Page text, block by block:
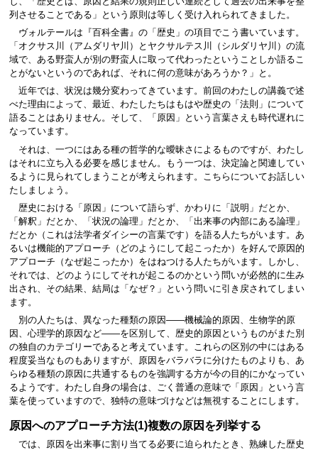
列させることである」という原則は等しく受け入れられてきました。
ヴォルテールは『百科全書』の「歴史」の項目でこう書いています。
「オクサス川（アムダリヤ川）とヤクサルテス川（シルダリヤ川）の流
域で、ある野蛮人が別の野蛮人に取って代わったということしか語るこ
とがないというのであれば、それに何の意味があろうか？」と。
近年では、状況は幾分変わってきています。前回のわたしの講義で述
べた理由によって、最近、わたしたちはもはや歴史の「法則」について
語ることはありません。そして、「原因」という言葉さえも時代遅れに
なっています。
それは、一つにはある種の哲学的な曖昧さによるものですが、わたし
はそれに立ち入る必要を感じません。もう一つは、決定論と関連してい
るように見られてしまうことが考えられます。こちらについてお話しい
たしましょう。
歴史における「原因」について語らず、かわりに「説明」だとか、
「解釈」だとか、「状況の論理」だとか、「出来事の内部にある論理」
だとか（これは法学者ダイシーの言葉です）を語る人たちがいます。あ
るいは機能的アプローチ（どのようにして起こったか）を好んで原因的
アプローチ（なぜ起こったか）をはねつける人たちがいます。しかし、
それでは、どのようにしてそれが起こるのかという問いが必然的に生み
出され、その結果、結局は「なぜ？」という問いに引き戻されてしまい
ます。
別の人たちは、異なった種類の原因――機械論的原因、生物学的原
因、心理学的原因など――を区別して、歴史的原因というものがまた別
の独自のカテゴリーであると考えています。これらの区別の中にはある
程度妥当なものもありますが、原因をバラバラに分けたものよりも、あ
らゆる種類の原因に共通するものを強調する方が今の目的にかなってい
るようです。わたし自身の場合は、ごく普通の意味で「原因」という言
葉を使っていますので、独特の意味づけなどは無視することにします。
原因へのアプローチ方法(1)複数の原因を列挙する
では、原因を出来事に割り当てる必要に迫られたとき、熟練した歴史